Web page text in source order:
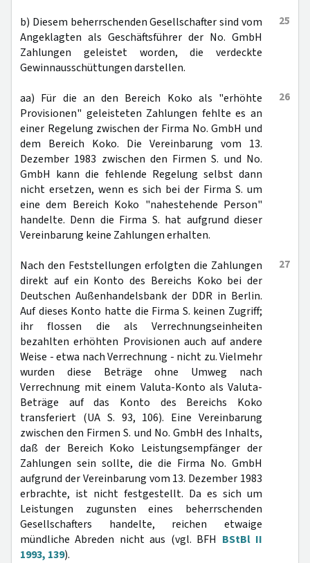
25
b) Diesem beherrschenden Gesellschafter sind vom
Angeklagten als Geschäftsführer der No. GmbH
Zahlungen geleistet worden, die verdeckte
Gewinnausschüttungen darstellen.
26
aa) Für die an den Bereich Koko als "erhöhte
Provisionen" geleisteten Zahlungen fehlte es an
einer Regelung zwischen der Firma No. GmbH und
dem Bereich Koko. Die Vereinbarung vom 13.
Dezember 1983 zwischen den Firmen S. und No.
GmbH kann die fehlende Regelung selbst dann
nicht ersetzen, wenn es sich bei der Firma S. um
eine dem Bereich Koko "nahestehende Person"
handelte. Denn die Firma S. hat aufgrund dieser
Vereinbarung keine Zahlungen erhalten.
27
Nach den Feststellungen erfolgten die Zahlungen
direkt auf ein Konto des Bereichs Koko bei der
Deutschen Außenhandelsbank der DDR in Berlin.
Auf dieses Konto hatte die Firma S. keinen Zugriff;
ihr flossen die als Verrechnungseinheiten
bezahlten erhöhten Provisionen auch auf andere
Weise - etwa nach Verrechnung - nicht zu. Vielmehr
wurden diese Beträge ohne Umweg nach
Verrechnung mit einem Valuta-Konto als Valuta-
Beträge auf das Konto des Bereichs Koko
transferiert (UA S. 93, 106). Eine Vereinbarung
zwischen den Firmen S. und No. GmbH des Inhalts,
daß der Bereich Koko Leistungsempfänger der
Zahlungen sein sollte, die die Firma No. GmbH
aufgrund der Vereinbarung vom 13. Dezember 1983
erbrachte, ist nicht festgestellt. Da es sich um
Leistungen zugunsten eines beherrschenden
Gesellschafters handelte, reichen etwaige
mündliche Abreden nicht aus (vgl. BFH BStBl II
1993, 139).